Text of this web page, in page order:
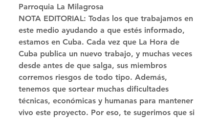
Parroquia La Milagrosa
NOTA EDITORIAL: Todas los que trabajamos en
este medio ayudando a que estés informado,
estamos en Cuba. Cada vez que La Hora de
Cuba publica un nuevo trabajo, y muchas veces
desde antes de que salga, sus miembros
corremos riesgos de todo tipo. Además,
tenemos que sortear muchas dificultades
técnicas, económicas y humanas para mantener
vivo este proyecto. Por eso, te sugerimos que si